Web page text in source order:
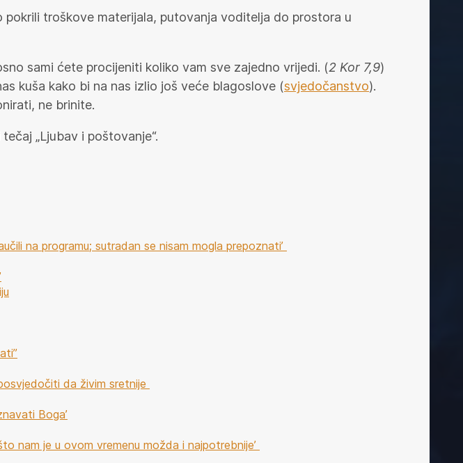
troškove materijala, putovanja voditelja do prostora u
sami ćete procijeniti koliko vam sve zajedno vrijedi. (2 Kor 7,9)
kuša kako bi na nas izlio još veće blagoslove (svjedočanstvo).
ne brinite.
„Ljubav i poštovanje“.
na programu; sutradan se nisam mogla prepoznati’
da živim sretnije
Boga’
nam je u ovom vremenu možda i najpotrebnije’